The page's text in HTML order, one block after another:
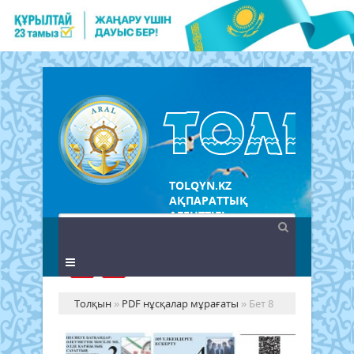
TOLQYN.KZ
АҚПАРАТТЫҚ
АГЕНТТІГІ
Толқын » PDF нұсқалар мұрағаты » Бет 8